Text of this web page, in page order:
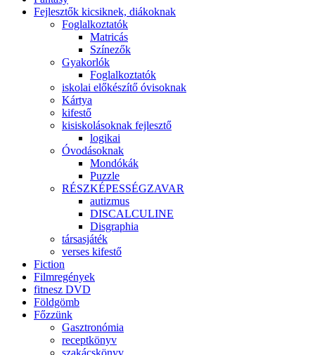
Fejlesztők kicsiknek, diákoknak
Foglalkoztatók
Matricás
Színezők
Gyakorlók
Foglalkoztatók
iskolai előkészítő óvisoknak
Kártya
kifestő
kisiskolásoknak fejlesztő
logikai
Óvodásoknak
Mondókák
Puzzle
RÉSZKÉPESSÉGZAVAR
autizmus
DISCALCULINE
Disgraphia
társasjáték
verses kifestő
Fiction
Filmregények
fitnesz DVD
Földgömb
Főzzünk
Gasztronómia
receptkönyv
szakácskönyv